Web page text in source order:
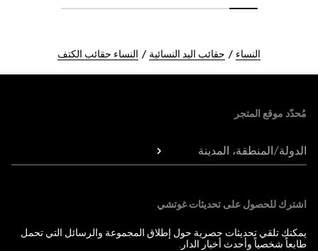
النساء حقائب اليد النسائية النساء حقائب الكتف
مُحدّد موقع المتجر
الدولة/المنطقة، المدينة
اشترك للحصول على تحديثات غوتشي
يمكنك تلقي تحديثات حصرية حول إطلاق المجموعة والرسائل التي تحمل
طابعاً شخصياً وأحدث أخبار الدار.